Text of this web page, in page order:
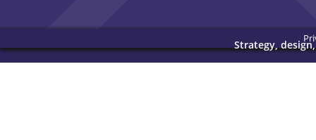
Strategy,